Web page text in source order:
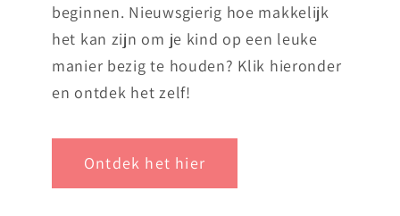
beginnen. Nieuwsgierig hoe makkelijk
het kan zijn om je kind op een leuke
manier bezig te houden? Klik hieronder
en ontdek het zelf!
Ontdek het hier